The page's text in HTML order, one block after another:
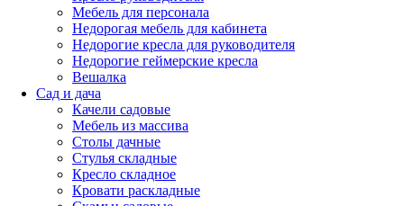
Мебель для персонала
Недорогая мебель для кабинета
Недорогие кресла для руководителя
Недорогие геймерские кресла
Вешалка
Сад и дача
Качели садовые
Мебель из массива
Столы дачные
Стулья складные
Кресло складное
Кровати раскладные